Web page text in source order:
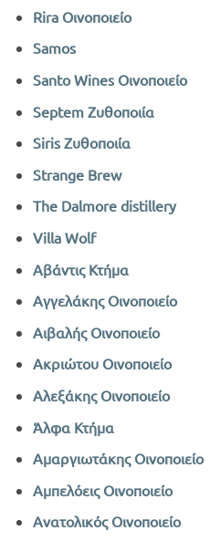
Rira Οινοποιείο
Samos
Santo Wines Οινοποιείο
Septem Ζυθοποιία
Siris Ζυθοποιία
Strange Brew
The Dalmore distillery
Villa Wolf
Αβάντις Κτήμα
Αγγελάκης Οινοποιείο
Αιβαλής Οινοποιείο
Ακριώτου Οινοποιείο
Αλεξάκης Οινοποιείο
Άλφα Κτήμα
Αμαργιωτάκης Οινοποιείο
Αμπελόεις Οινοποιείο
Ανατολικός Οινοποιείο